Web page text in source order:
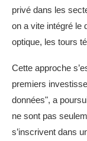
privé dans les
on a vite intégré le
optique, les tours
Cette approche
premiers
données", a
ne sont pas
s’inscrivent dans